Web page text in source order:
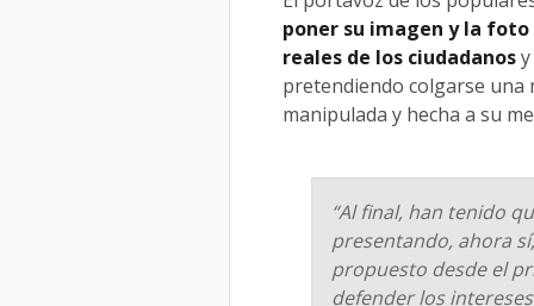
poner su imagen y la foto
reales de los ciudadanos
pretendiendo colgarse una
manipulada y hecha a su
“Al final, han tenido
presentando, ahora
propuesto desde el
defender los